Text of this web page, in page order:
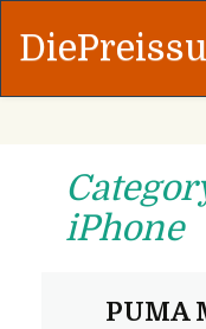
iPhone
PUMA